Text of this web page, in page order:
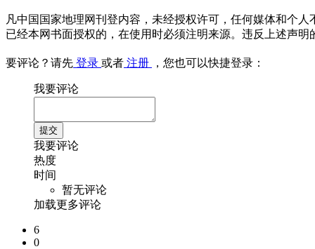
凡中国国家地理网刊登内容，未经授权许可，任何媒体和个
已经本网书面授权的，在使用时必须注明来源。违反上述声
要评论？请先 登录 或者 注册 ，您也可以快捷登录：
我要评论
我要评论
热度
时间
暂无评论
加载更多评论
6
0